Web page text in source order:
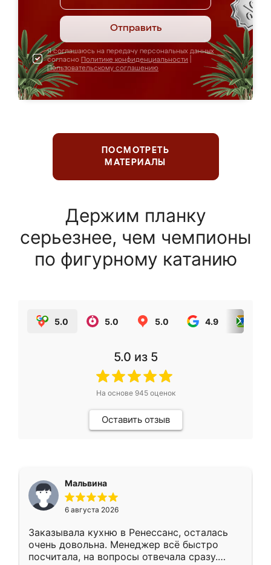
Отправить
Я соглашаюсь на передачу персональных данных
согласно Политике конфиденциальности
Пользовательскому соглашению
ПОСМОТРЕТЬ
МАТЕРИАЛЫ
Держим планку
серьезнее, чем чемпионы
по фигурному катанию
5.0 5.0 5.0 4.9
5.0 из 5
На основе 945оценок
Оставить отзыв
Мальвина
6 августа 2026
Заказывала кухню в Ренессанс, осталась
очень довольна. Менеджер всё быстро
посчитала, на вопросы отвечала сразу.